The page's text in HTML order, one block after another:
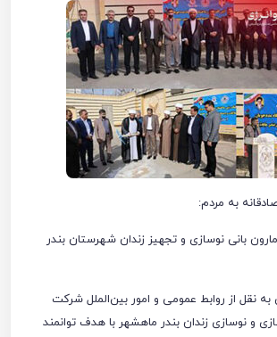
به مردم:
بانی نوسازی و تجهیز زندان شهرستان بندر
به نقل از روابط عمومی و امور بین‌الملل شرکت
و نوسازی زندان بندر ماهشهر با هدف توانمند